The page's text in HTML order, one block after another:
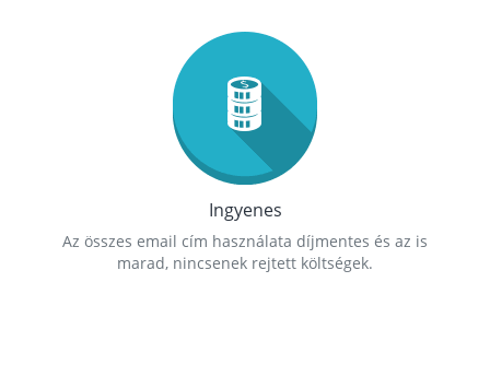
Ingyenes
Az összes email cím használata díjmentes és az is
marad, nincsenek rejtett költségek.